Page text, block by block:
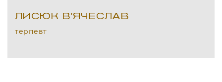
ЛИСЮК В'ЯЧЕСЛАВ
терпевт